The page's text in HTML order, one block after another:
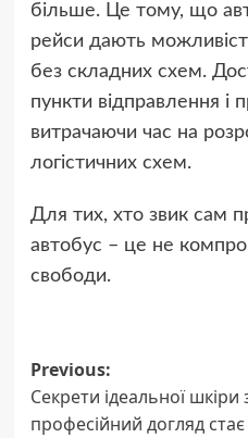
більше. Це тому, що
рейси дають
без складних схем.
пункти відправлення і
витрачаючи час на
логістичних схем.
Для тих, хто звик сам
автобус – це не
свободи.
Post
navigation
Previous:
Секрети ідеальної
професійний догляд